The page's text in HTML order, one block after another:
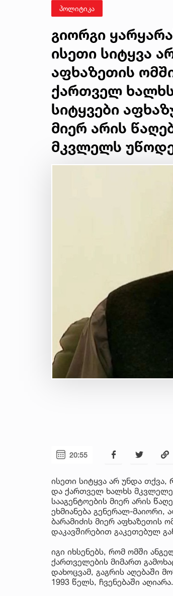
პოლიტიკა
გიორგი
ისეთი სიტყვა
აფხაზეთის
ქართველ
სიტყვები
მიერ არის
მკვლელს
20:55
ისეთი სიტყვა არ უნდა
და ქართველ ხალხს
სააგენტოების მიერ არის
ეხმიანება გენერალ-მაიორი,
ბარამიძის მიერ აფხაზეთის
დაკავშირებით გაკეთებულ
იგი იხსენებს, რომ ომში
ქართველების მიმართ
დახოცვამ, გაგრის აღებაში
1993 წელს, ჩვენებაში აღიარა.